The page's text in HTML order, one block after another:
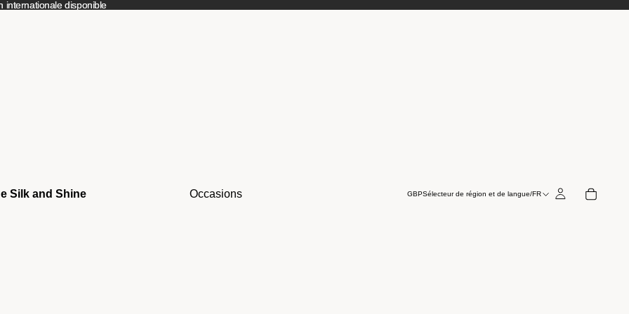
internationale disponible
internationale disponible
Silk and Shine Occasions GBPSélecteur de région et de langue/FR